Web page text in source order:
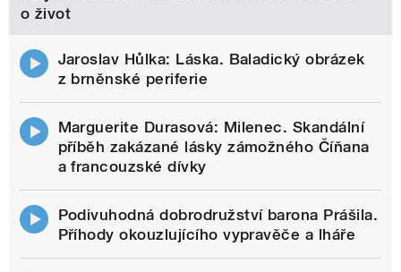
o život
Jaroslav Hůlka: Láska. Baladický obrázek
z brněnské periferie
Marguerite Durasová: Milenec. Skandální
příběh zakázané lásky zámožného Číňana
a francouzské dívky
Podivuhodná dobrodružství barona Prášila.
Příhody okouzlujícího vypravěče a lháře